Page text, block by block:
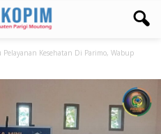
Kesehatan Di Parimo, Wabup